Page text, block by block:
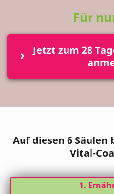
Für
Jetzt zum 28
Auf diesen 6 Säulen
Vital-
1.